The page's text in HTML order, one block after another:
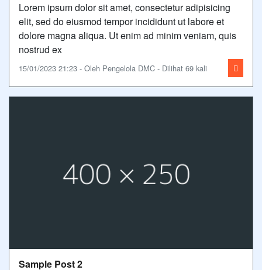
Lorem ipsum dolor sit amet, consectetur adipisicing
elit, sed do eiusmod tempor incididunt ut labore et
dolore magna aliqua. Ut enim ad minim veniam, quis
nostrud ex
15/01/2023 21:23 - Oleh Pengelola DMC - Dilihat 69 kali
Sample Post 2